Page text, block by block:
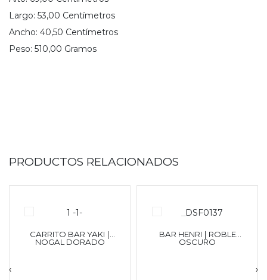
Largo: 53,00 Centímetros
Ancho: 40,50 Centímetros
Peso: 510,00 Gramos
PRODUCTOS RELACIONADOS
CARRITO BAR YAKI |
NOGAL DORADO
BAR HENRI | ROBLE
OSCURO
‹ ›